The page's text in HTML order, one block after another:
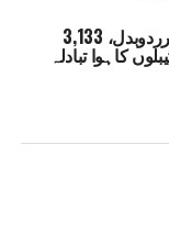
دہلی پولیس میں بڑے پیمانے پرردوبدل، 3,133